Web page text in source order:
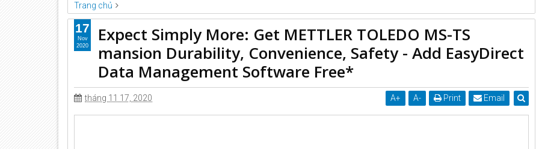
Trang chủ
Unlabelled
Expect Simply More: Get METTLER TOLEDO MS-TS mansion Durability, Convenience, Safety - Add EasyDirect Data
Management Software Free*
Expect Simply More: Get METTLER TOLEDO MS-TS
mansion Durability, Convenience, Safety - Add EasyDirect
Data Management Software Free*
tháng 11 17, 2020 A+ A- Print Email
17
Nov
2020